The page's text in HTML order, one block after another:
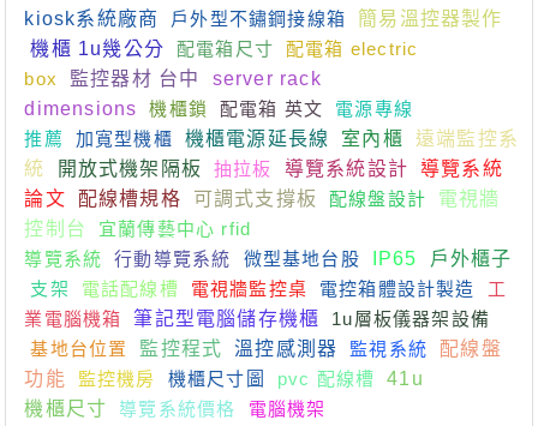
kiosk系統廠商
戶外型不鏽鋼接線箱
簡易溫控器製作
機櫃 1u幾公分
配電箱尺寸
配電箱 electric
box
監控器材 台中
server rack
dimensions
機櫃鎖 配電箱 英文
電源專線
推薦
加寬型機櫃 機櫃電源延長線 室內櫃
遠端監控系
統
開放式機架隔板 抽拉板 導覽系統設計
導覽系統
論文
配線槽規格 可調式支撐板 配線盤設計
電視牆
控制台
宜蘭傳藝中心 rfid
導覽系統
行動導覽系統 微型基地台股 IP65
戶外櫃子
支架
電話配線槽 電視牆監控桌 電控箱體設計製造
工
業電腦機箱
筆記型電腦儲存機櫃
1u層板儀器架設備
基地台位置
監控程式 溫控感測器 監視系統
配線盤
功能
監控機房 機櫃尺寸圖 pvc 配線槽
41u
機櫃尺寸
導覽系統價格
電腦機架